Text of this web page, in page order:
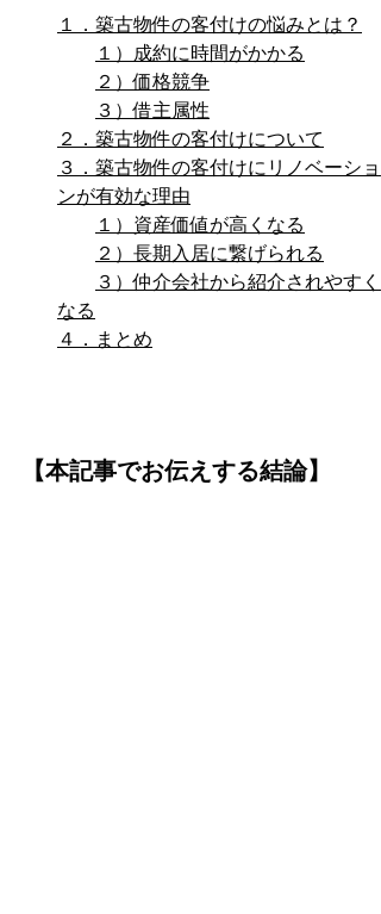
１．築古物件の客付けの悩みとは？
１）成約に時間がかかる
２）価格競争
３）借主属性
２．築古物件の客付けについて
３．築古物件の客付けにリノベーショ
ンが有効な理由
１）資産価値が高くなる
２）長期入居に繋げられる
３）仲介会社から紹介されやすく
なる
４．まとめ
【本記事でお伝えする結論】